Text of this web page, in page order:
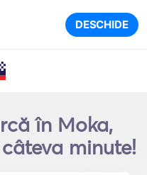
DESCHIDE
în Moka,
minute!